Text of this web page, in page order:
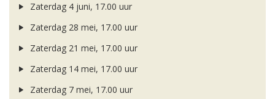
Zaterdag 4 juni, 17.00 uur
Zaterdag 28 mei, 17.00 uur
Zaterdag 21 mei, 17.00 uur
Zaterdag 14 mei, 17.00 uur
Zaterdag 7 mei, 17.00 uur